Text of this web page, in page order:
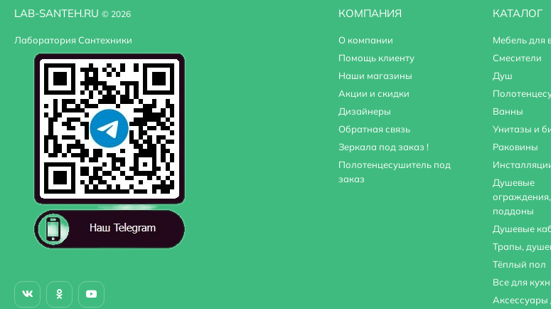
LAB-SANTEH.RU © 2026
Лаборатория Сантехники
КОМПАНИЯ
О компании
Помощь клиенту
Наши магазины
Акции и скидки
Дизайнеры
Обратная связь
Зеркала под заказ !
Полотенцесушитель под
заказ
КАТАЛОГ
Мебель для
Смесители
Душ
Ванны
Унитазы и
Раковины
Душевые
поддоны
Душевые
Трапы,
Тёплый пол
Все для
Аксессуары